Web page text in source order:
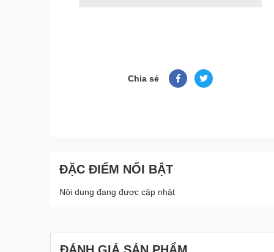
Chia sẻ
ĐẶC ĐIỂM NỔI BẬT
Nội dung đang được cập nhật